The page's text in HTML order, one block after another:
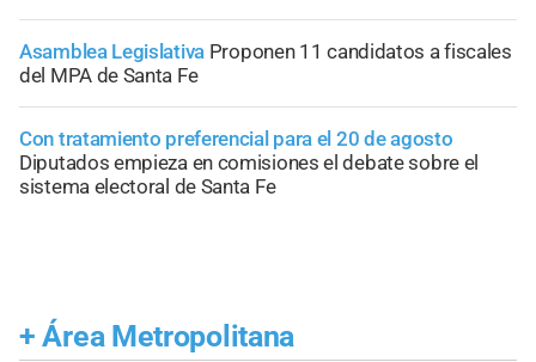
Asamblea Legislativa Proponen 11 candidatos a fiscales
del MPA de Santa Fe
Con tratamiento preferencial para el 20 de agosto
Diputados empieza en comisiones el debate sobre el
sistema electoral de Santa Fe
+ Área Metropolitana